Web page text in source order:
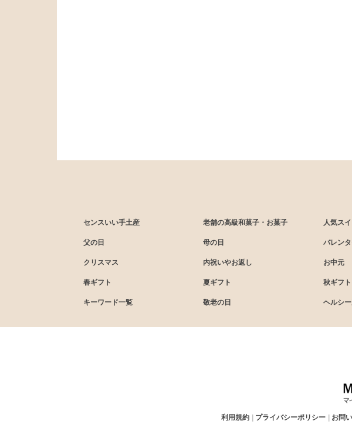
センスいい手土産 老舗の高級和菓子・お菓子 人気ス
父の日 母の日 バレン
クリスマス 内祝いやお返し お中元
春ギフト 夏ギフト 秋ギフト
キーワード一覧 敬老の日 ヘルシ
利用規約 プライバシーポリシー お問